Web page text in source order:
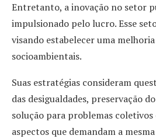
Entretanto, a inovação no setor
impulsionado pelo lucro. Esse
visando estabelecer uma
socioambientais.
Suas estratégias consideram
das desigualdades, preservação
solução para problemas
aspectos que demandam a